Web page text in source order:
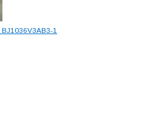
BJ1036V3AB3-1